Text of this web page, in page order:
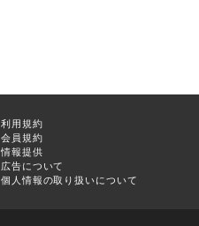
利用規約
会員規約
情報提供
広告について
個人情報の取り扱いについて